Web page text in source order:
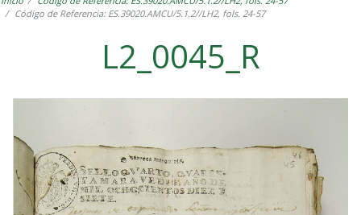
Código de Referencia: ES.39020.AMCU/5.1.2//LH2, fols. 24-57
L2_0045_R